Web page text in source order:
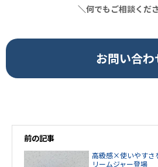
＼何でもご相談くだ
お問い合わ
前の記事
高級感×使いやすさ
リームジャー登場